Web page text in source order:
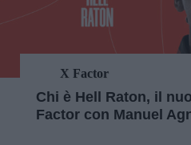
X Factor
Chi è Hell Raton, il
Factor con Manuel